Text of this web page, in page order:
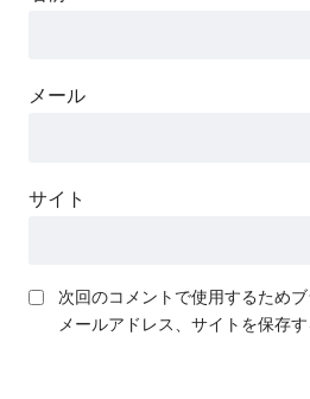
メール
サイト
次回のコメントで使用するためブ
メールアドレス、サイトを保存す